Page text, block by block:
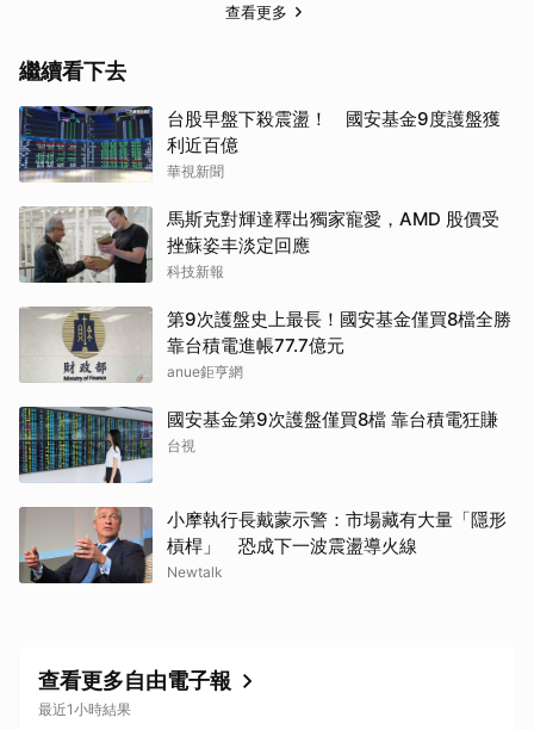
查看更多
繼續看下去
台股早盤下殺震盪！ 國安基金9度護盤獲
利近百億
華視新聞
馬斯克對輝達釋出獨家寵愛，AMD 股價受
挫蘇姿丰淡定回應
科技新報
第9次護盤史上最長！國安基金僅買8檔全勝
靠台積電進帳77.7億元
anue鉅亨網
國安基金第9次護盤僅買8檔 靠台積電狂賺
台視
小摩執行長戴蒙示警：市場藏有大量「隱形
槓桿」 恐成下一波震盪導火線
Newtalk
查看更多自由電子報
最近1小時結果